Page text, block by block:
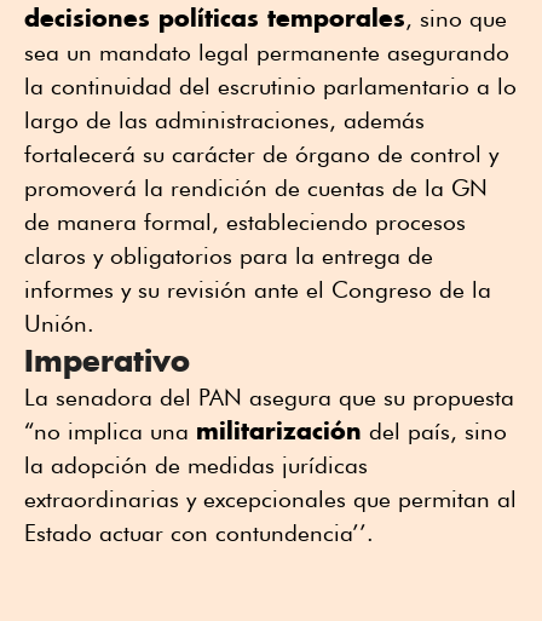
decisiones políticas temporales, sino que
sea un mandato legal permanente asegurando
la continuidad del escrutinio parlamentario a lo
largo de las administraciones, además
fortalecerá su carácter de órgano de control y
promoverá la rendición de cuentas de la GN
de manera formal, estableciendo procesos
claros y obligatorios para la entrega de
informes y su revisión ante el Congreso de la
Unión.
Imperativo
La senadora del PAN asegura que su propuesta
“no implica una militarización del país, sino
la adopción de medidas jurídicas
extraordinarias y excepcionales que permitan al
Estado actuar con contundencia’’.